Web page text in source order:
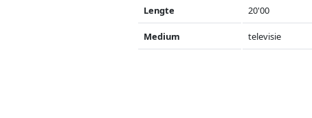
Lengte 20'00
Medium televisie